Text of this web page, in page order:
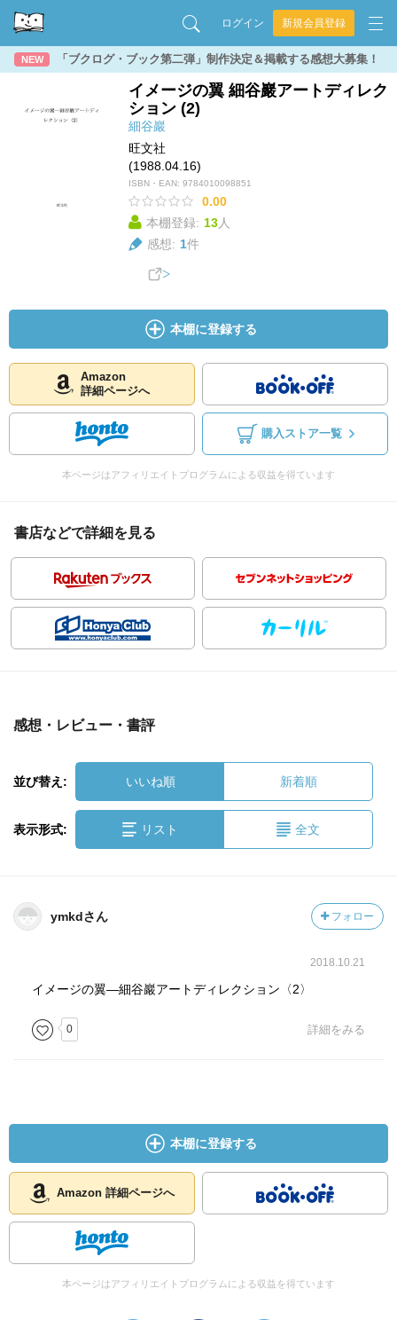
ログイン 新規会員登録
NEW 「ブクログ・ブック第二弾」制作決定＆掲載する感想大募集！
イメージの翼 細谷巖アートディレク
ション (2)
細谷巖
旺文社
(1988.04.16)
ISBN・EAN: 9784010098851
0.00
本棚登録: 13人
感想: 1件
本棚に登録する
Amazon
詳細ページへ
購入ストア一覧
本ページはアフィリエイトプログラムによる収益を得ています
書店などで詳細を見る
感想・レビュー・書評
並び替え: いいね順 新着順
表示形式: リスト 全文
ymkdさん フォロー
2018.10.21
イメージの翼―細谷巖アートディレクション〈2〉
0 詳細をみる
本棚に登録する
Amazon 詳細ページへ
本ページはアフィリエイトプログラムによる収益を得ています